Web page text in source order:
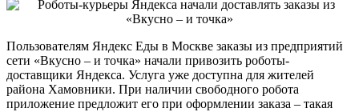
Пользователям Яндекс Еды в Москве заказы из предприятий
сети «Вкусно – и точка» начали привозить роботы-
доставщики Яндекса. Услуга уже доступна для жителей
района Хамовники. При наличии свободного робота
приложение предложит его при оформлении заказа – такая